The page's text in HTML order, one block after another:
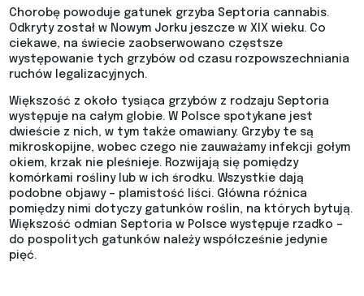
Chorobę powoduje gatunek grzyba Septoria cannabis.
Odkryty został w Nowym Jorku jeszcze w XIX wieku. Co
ciekawe, na świecie zaobserwowano częstsze
występowanie tych grzybów od czasu rozpowszechniania
ruchów legalizacyjnych.
Większość z około tysiąca grzybów z rodzaju Septoria
występuje na całym globie. W Polsce spotykane jest
dwieście z nich, w tym także omawiany. Grzyby te są
mikroskopijne, wobec czego nie zauważamy infekcji gołym
okiem, krzak nie pleśnieje. Rozwijają się pomiędzy
komórkami rośliny lub w ich środku. Wszystkie dają
podobne objawy – plamistość liści. Główna różnica
pomiędzy nimi dotyczy gatunków roślin, na których bytują.
Większość odmian Septoria w Polsce występuje rzadko –
do pospolitych gatunków należy współcześnie jedynie
pięć.